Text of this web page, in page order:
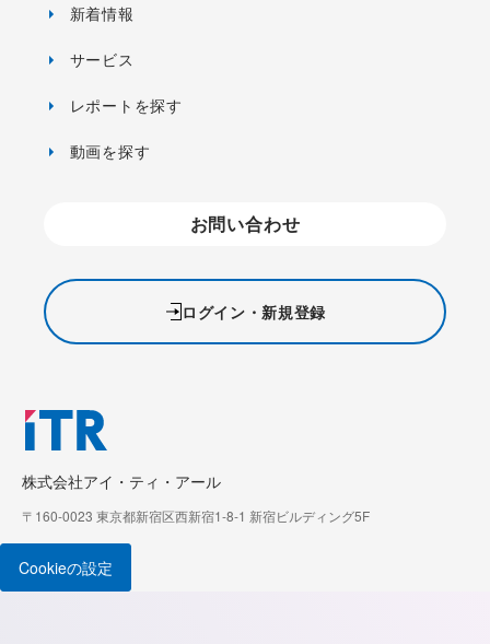
株式会社アイ・ティ・アール
〒160-0023 東京都新宿区西新宿1-8-1 新宿ビルディング5F
新着情報
サービス
レポートを探す
動画を探す
お問い合わせ
ログイン・新規登録
Cookieの設定